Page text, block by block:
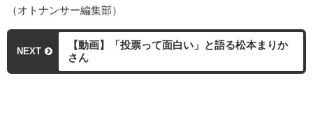
（オトナンサー編集部）
NEXT
【動画】「投票って面白い」と語る松本まりか
さん